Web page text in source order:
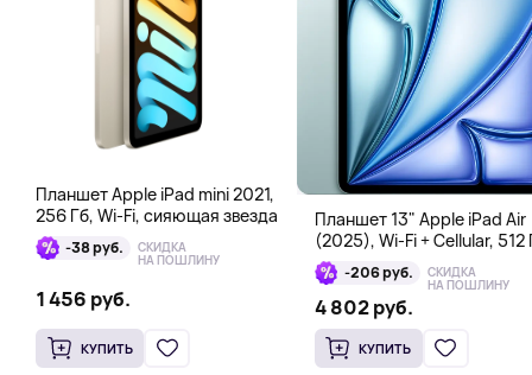
Планшет Apple iPad mini 2021,
256 Гб, Wi-Fi, сияющая звезда
-38 руб. СКИДКА
НА ПОШЛИНУ
1 456 руб.
КУПИТЬ
Планшет 13" Apple iPad Air
(2025), Wi-Fi + Cellular, 512
голубой-206 руб. СКИДКА
НА ПОШЛИНУ
4 802 руб.
КУПИТЬ